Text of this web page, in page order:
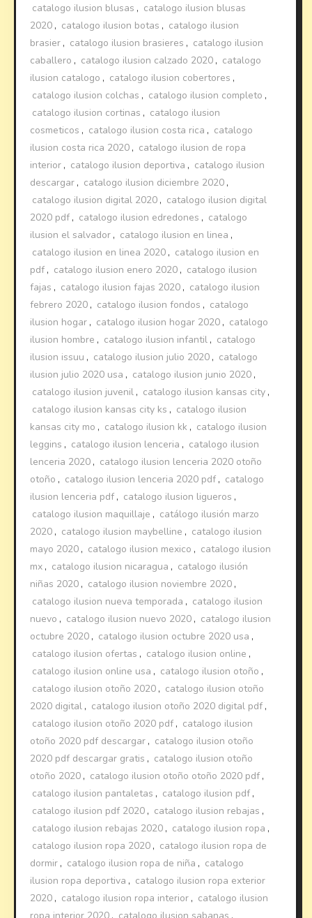
catalogo ilusion blusas , catalogo ilusion blusas
2020 , catalogo ilusion botas , catalogo ilusion
brasier , catalogo ilusion brasieres , catalogo ilusion
caballero , catalogo ilusion calzado 2020 , catalogo
ilusion catalogo , catalogo ilusion cobertores ,
catalogo ilusion colchas , catalogo ilusion completo ,
catalogo ilusion cortinas , catalogo ilusion
cosmeticos , catalogo ilusion costa rica , catalogo
ilusion costa rica 2020 , catalogo ilusion de ropa
interior , catalogo ilusion deportiva , catalogo ilusion
descargar , catalogo ilusion diciembre 2020 ,
catalogo ilusion digital 2020 , catalogo ilusion digital
2020 pdf , catalogo ilusion edredones , catalogo
ilusion el salvador , catalogo ilusion en linea ,
catalogo ilusion en linea 2020 , catalogo ilusion en
pdf , catalogo ilusion enero 2020 , catalogo ilusion
fajas , catalogo ilusion fajas 2020 , catalogo ilusion
febrero 2020 , catalogo ilusion fondos , catalogo
ilusion hogar , catalogo ilusion hogar 2020 , catalogo
ilusion hombre , catalogo ilusion infantil , catalogo
ilusion issuu , catalogo ilusion julio 2020 , catalogo
ilusion julio 2020 usa , catalogo ilusion junio 2020 ,
catalogo ilusion juvenil , catalogo ilusion kansas city ,
catalogo ilusion kansas city ks , catalogo ilusion
kansas city mo , catalogo ilusion kk , catalogo ilusion
leggins , catalogo ilusion lenceria , catalogo ilusion
lenceria 2020 , catalogo ilusion lenceria 2020 otoño
otoño , catalogo ilusion lenceria 2020 pdf , catalogo
ilusion lenceria pdf , catalogo ilusion ligueros ,
catalogo ilusion maquillaje , catálogo ilusión marzo
2020 , catalogo ilusion maybelline , catalogo ilusion
mayo 2020 , catalogo ilusion mexico , catalogo ilusion
mx , catalogo ilusion nicaragua , catalogo ilusión
niñas 2020 , catalogo ilusion noviembre 2020 ,
catalogo ilusion nueva temporada , catalogo ilusion
nuevo , catalogo ilusion nuevo 2020 , catalogo ilusion
octubre 2020 , catalogo ilusion octubre 2020 usa ,
catalogo ilusion ofertas , catalogo ilusion online ,
catalogo ilusion online usa , catalogo ilusion otoño ,
catalogo ilusion otoño 2020 , catalogo ilusion otoño
2020 digital , catalogo ilusion otoño 2020 digital pdf ,
catalogo ilusion otoño 2020 pdf , catalogo ilusion
otoño 2020 pdf descargar , catalogo ilusion otoño
2020 pdf descargar gratis , catalogo ilusion otoño
otoño 2020 , catalogo ilusion otoño otoño 2020 pdf ,
catalogo ilusion pantaletas , catalogo ilusion pdf ,
catalogo ilusion pdf 2020 , catalogo ilusion rebajas ,
catalogo ilusion rebajas 2020 , catalogo ilusion ropa ,
catalogo ilusion ropa 2020 , catalogo ilusion ropa de
dormir , catalogo ilusion ropa de niña , catalogo
ilusion ropa deportiva , catalogo ilusion ropa exterior
2020 , catalogo ilusion ropa interior , catalogo ilusion
ropa interior 2020 , catalogo ilusion sabanas ,